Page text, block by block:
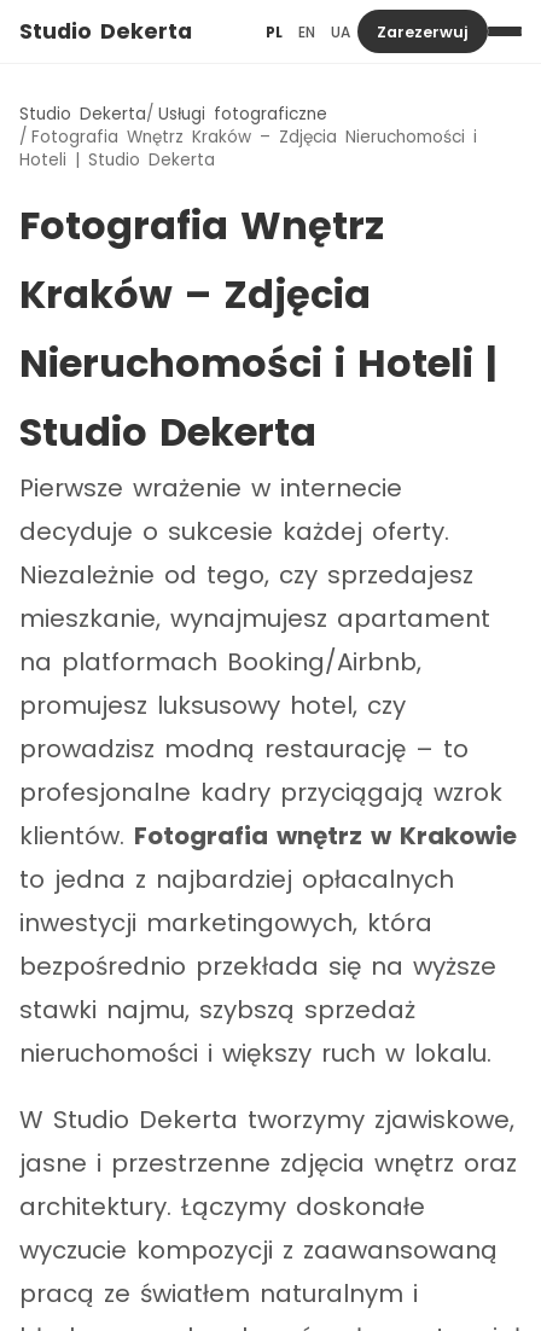
Studio Dekerta PL EN UA Zarezerwuj
Studio Dekerta Usługi fotograficzne
Fotografia Wnętrz Kraków – Zdjęcia Nieruchomości i
Hoteli | Studio Dekerta
Fotografia Wnętrz
Kraków – Zdjęcia
Nieruchomości i Hoteli |
Studio Dekerta
Pierwsze wrażenie w internecie
decyduje o sukcesie każdej oferty.
Niezależnie od tego, czy sprzedajesz
mieszkanie, wynajmujesz apartament
na platformach Booking/Airbnb,
promujesz luksusowy hotel, czy
prowadzisz modną restaurację – to
profesjonalne kadry przyciągają wzrok
klientów. Fotografia wnętrz w Krakowie
to jedna z najbardziej opłacalnych
inwestycji marketingowych, która
bezpośrednio przekłada się na wyższe
stawki najmu, szybszą sprzedaż
nieruchomości i większy ruch w lokalu.
W Studio Dekerta tworzymy zjawiskowe,
jasne i przestrzenne zdjęcia wnętrz oraz
architektury. Łączymy doskonałe
wyczucie kompozycji z zaawansowaną
pracą ze światłem naturalnym i